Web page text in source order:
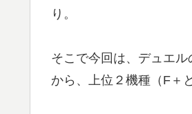
り。
そこで今回は、デュエ
から、上位２機種（F＋